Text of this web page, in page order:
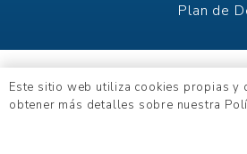
Plan de
Este sitio web utiliza cookies propias y
obtener más detalles sobre nuestra